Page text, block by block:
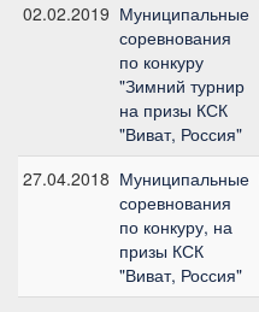
02.02.2019 Муниципальные
соревнования
по конкуру
"Зимний турнир
на призы КСК
"Виват, Россия"
27.04.2018 Муниципальные
соревнования
по конкуру, на
призы КСК
"Виват, Россия"